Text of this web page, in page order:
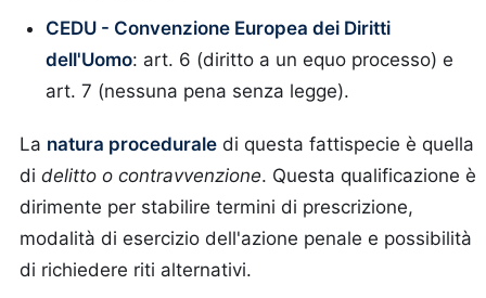
CEDU - Convenzione Europea dei Diritti
dell'Uomo: art. 6 (diritto a un equo processo) e
art. 7 (nessuna pena senza legge).
La natura procedurale di questa fattispecie è quella
di delitto o contravvenzione. Questa qualificazione è
dirimente per stabilire termini di prescrizione,
modalità di esercizio dell'azione penale e possibilità
di richiedere riti alternativi.